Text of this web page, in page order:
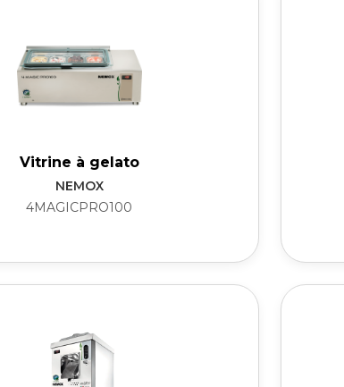
Vitrine à gelato
NEMOX
4MAGICPRO100